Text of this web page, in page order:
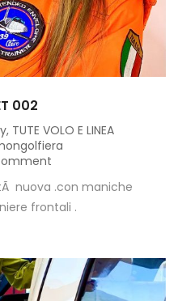
002
, TUTE VOLO E LINEA
nuova .con maniche
frontali .